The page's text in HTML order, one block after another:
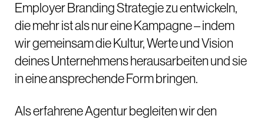
Employer Branding Strategie zu entwickeln,
die mehr ist als nur eine Kampagne – indem
wir gemeinsam die Kultur, Werte und Vision
deines Unternehmens herausarbeiten und sie
in eine ansprechende Form bringen.
Als erfahrene Agentur begleiten wir den